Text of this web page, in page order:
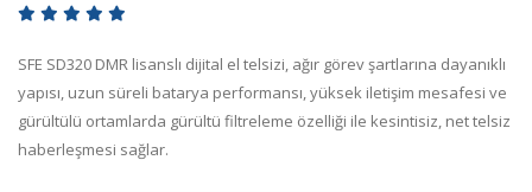
SFE SD320 DMR lisanslı dijital el telsizi, ağır görev şartlarına dayanıklı
yapısı, uzun süreli batarya performansı, yüksek iletişim mesafesi ve
gürültülü ortamlarda gürültü filtreleme özelliği ile kesintisiz, net telsiz
haberleşmesi sağlar.